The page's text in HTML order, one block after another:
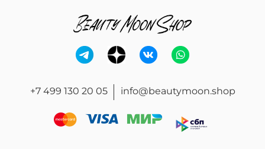
+7 499 130 20 05 info@beautymoon.shop